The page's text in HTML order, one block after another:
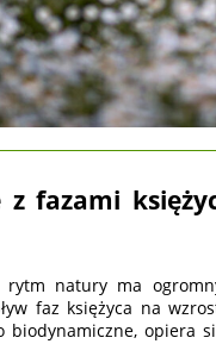
z fazami
rytm natury ma
faz księżyca na
opiera